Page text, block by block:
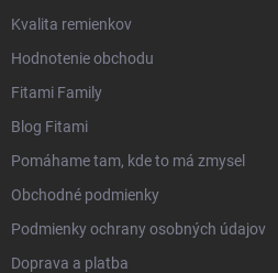
Kvalita remienkov
Hodnotenie obchodu
Fitami Family
Blog Fitami
Pomáhame tam, kde to má zmysel
Obchodné podmienky
Podmienky ochrany osobných údajov
Doprava a platba